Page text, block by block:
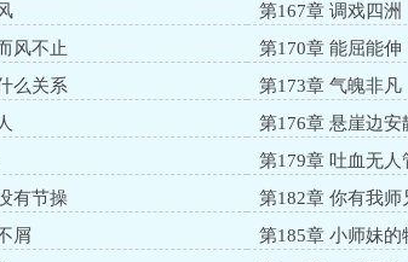
第167章 调戏四洲
风不止
第170章 能屈能伸
么关系
第173章 气魄非凡
第176章 悬崖边安
第179章 吐血无人
有节操
第182章 你有我师
屑
第185章 小师妹的